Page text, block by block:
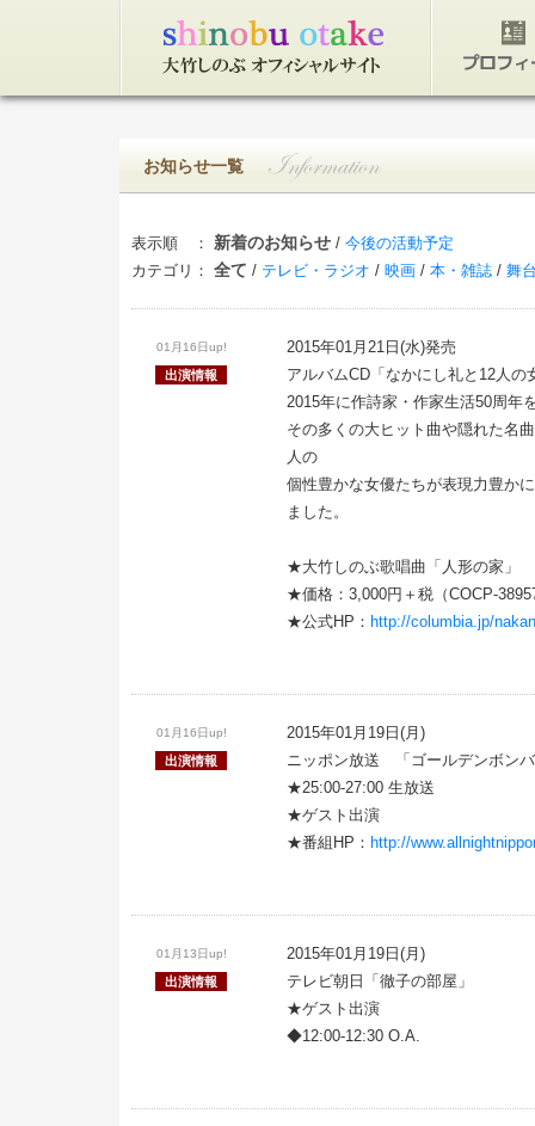
お知らせ一覧
表示順 ： 新着のお知らせ / 今後の活動予定
カテゴリ： 全て / テレビ・ラジオ / 映画 / 本・雑誌 / 舞
01月16日up!
出演情報
2015年01月21日(水)発売
アルバムCD「なかにし礼と12人
2015年に作詩家・作家生活50周年
その多くの大ヒット曲や隠れた名
人の
個性豊かな女優たちが表現力豊か
ました。
★大竹しのぶ歌唱曲「人形の家」
★価格：3,000円＋税（COCP-
★公式HP： http://columbia.jp/
01月16日up!
出演情報
2015年01月19日(月)
ニッポン放送 「ゴールデンボン
★25:00-27:00 生放送
★ゲスト出演
★番組HP： http://
01月13日up!
出演情報
2015年01月19日(月)
テレビ朝日「徹子の部屋」
★ゲスト出演
◆12:00-12:30 O.A.